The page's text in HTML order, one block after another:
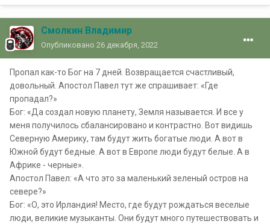
Смолкин Владимир
Опубликовано 26 декабря, 2022
Пропал как-то Бог на 7 дней. Возвращается счастливый,
довольный. Апостол Павел тут же спрашивает: «Где
пропадал?»
Бог: «Да создал новую планету, Земля называется. И все у
меня получилось сбалансировано и контрастно. Вот видишь
Северную Америку, там будут жить богатые люди. А вот в
Южной будут бедные. А вот в Европе люди будут белые. А в
Африке - черные».
Апостол Павел: «А что это за маленький зеленый остров на
севере?»
Бог: «О, это Ирландия! Место, где будут рождаться веселые
люди, великие музыканты. Они будут много путешествовать и